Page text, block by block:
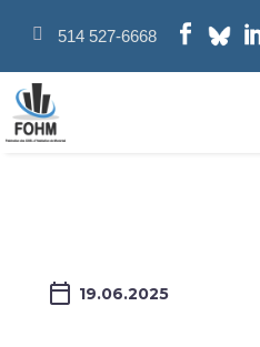
514 527-6668
19.06.2025